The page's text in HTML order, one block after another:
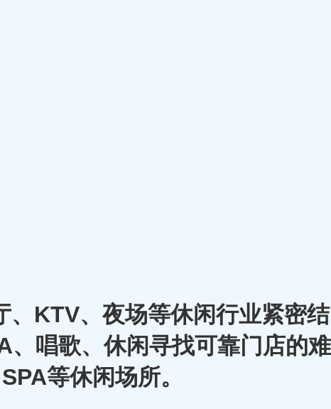
KTV、夜场等休闲行业紧密结
、唱歌、休闲寻找可靠门店的难
等休闲场所。